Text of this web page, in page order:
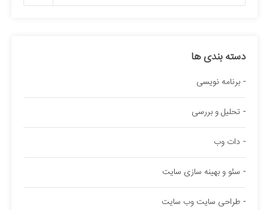
دسته بندی ها
برنامه نویسی
تحلیل و بررسی
دات وب
سئو و بهینه سازی سایت
طراحی سایت وب سایت